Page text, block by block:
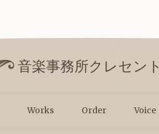
音楽事務所クレセント
Works Order Voice